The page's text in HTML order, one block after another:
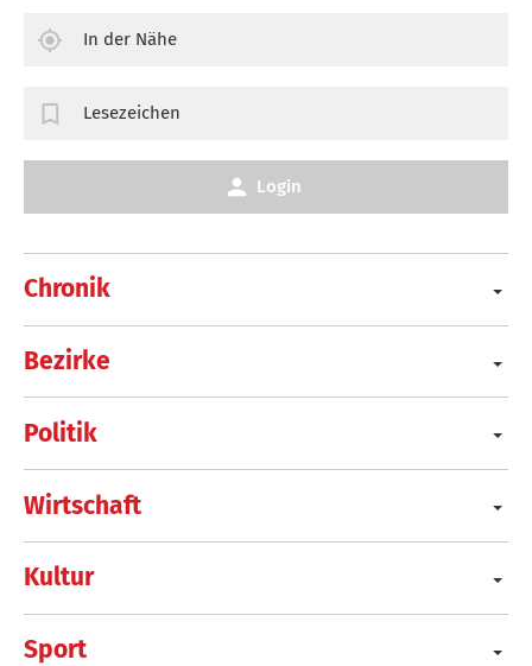
Chronik
Bezirke
Politik
Wirtschaft
Kultur
Sport
In der Nähe
Lesezeichen
Login